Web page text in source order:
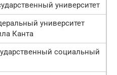
университет
университет
Канта
социальный